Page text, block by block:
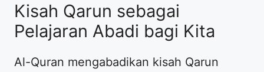
Kisah Qarun sebagai
Pelajaran Abadi bagi Kita
Al-Quran mengabadikan kisah Qarun